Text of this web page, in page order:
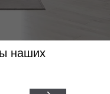
наших